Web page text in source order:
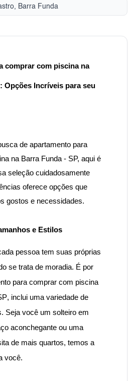
Barra Funda
comprar com piscina na
Opções Incríveis para seu
de apartamento para
na Barra Funda - SP, aqui é
seleção cuidadosamente
oferece opções que
gostos e necessidades.
e Estilos
pessoa tem suas próprias
se trata de moradia. É por
para comprar com piscina
, inclui uma variedade de
Seja você um solteiro em
aconchegante ou uma
de mais quartos, temos a
você.